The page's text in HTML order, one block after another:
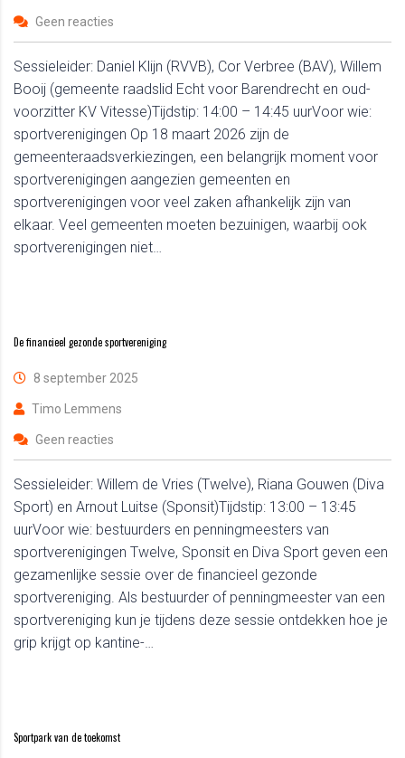
Geen reacties
Sessieleider: Daniel Klijn (RVVB), Cor Verbree (BAV), Willem
Booij (gemeente raadslid Echt voor Barendrecht en oud-
voorzitter KV Vitesse)Tijdstip: 14:00 – 14:45 uurVoor wie:
sportverenigingen Op 18 maart 2026 zijn de
gemeenteraadsverkiezingen, een belangrijk moment voor
sportverenigingen aangezien gemeenten en
sportverenigingen voor veel zaken afhankelijk zijn van
elkaar. Veel gemeenten moeten bezuinigen, waarbij ook
sportverenigingen niet…
De financieel gezonde sportvereniging
8 september 2025
Timo Lemmens
Geen reacties
Sessieleider: Willem de Vries (Twelve), Riana Gouwen (Diva
Sport) en Arnout Luitse (Sponsit)Tijdstip: 13:00 – 13:45
uurVoor wie: bestuurders en penningmeesters van
sportverenigingen Twelve, Sponsit en Diva Sport geven een
gezamenlijke sessie over de financieel gezonde
sportvereniging. Als bestuurder of penningmeester van een
sportvereniging kun je tijdens deze sessie ontdekken hoe je
grip krijgt op kantine-…
Sportpark van de toekomst